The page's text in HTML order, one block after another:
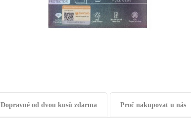
Dopravné od dvou kusů zdarma Proč nakupovat u nás